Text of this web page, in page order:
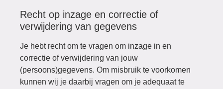
Recht op inzage en correctie of
verwijdering van gegevens
Je hebt recht om te vragen om inzage in en
correctie of verwijdering van jouw
(persoons)gegevens. Om misbruik te voorkomen
kunnen wij je daarbij vragen om je adequaat te